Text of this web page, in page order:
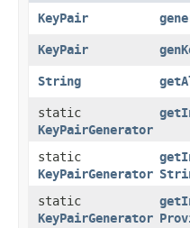
KeyPair
KeyPair
String
static
KeyPairGenerator
static
KeyPairGenerator
static
KeyPairGenerator